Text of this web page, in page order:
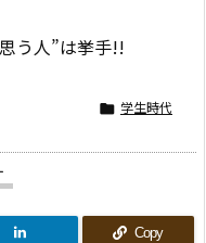
う人”は挙手!!
 学生時代
Copy